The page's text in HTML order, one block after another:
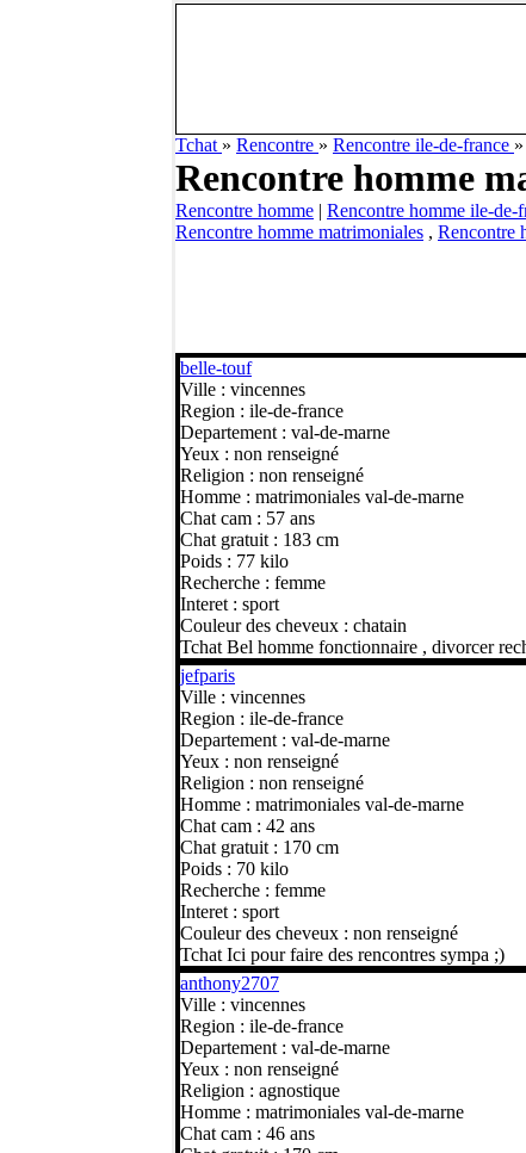
Tchat » Rencontre » Rencontre ile-de-france »
Rencontre homme
Rencontre homme | Rencontre homme ile-de-
Rencontre homme matrimoniales , Rencontre
belle-touf
Ville : vincennes
Region : ile-de-france
Departement : val-de-marne
Yeux : non renseigné
Religion : non renseigné
Homme : matrimoniales val-de-marne
Chat cam : 57 ans
Chat gratuit : 183 cm
Poids : 77 kilo
Recherche : femme
Interet : sport
Couleur des cheveux : chatain
Tchat Bel homme fonctionnaire , divorcer
jefparis
Ville : vincennes
Region : ile-de-france
Departement : val-de-marne
Yeux : non renseigné
Religion : non renseigné
Homme : matrimoniales val-de-marne
Chat cam : 42 ans
Chat gratuit : 170 cm
Poids : 70 kilo
Recherche : femme
Interet : sport
Couleur des cheveux : non renseigné
Tchat Ici pour faire des rencontres sympa ;)
anthony2707
Ville : vincennes
Region : ile-de-france
Departement : val-de-marne
Yeux : non renseigné
Religion : agnostique
Homme : matrimoniales val-de-marne
Chat cam : 46 ans